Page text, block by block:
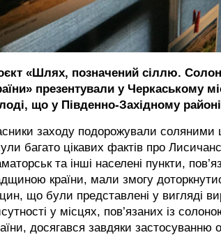
«Шлях, позначений сіллю.
презентували у Черкаському
що у Південно-Західному
заходу подорожували
багато цікавих фактів про
та інші населені пункти,
країни, мали змогу
що були представлені у вигляді
у місцях, пов’язаних із
досягався завдяки застосуванню